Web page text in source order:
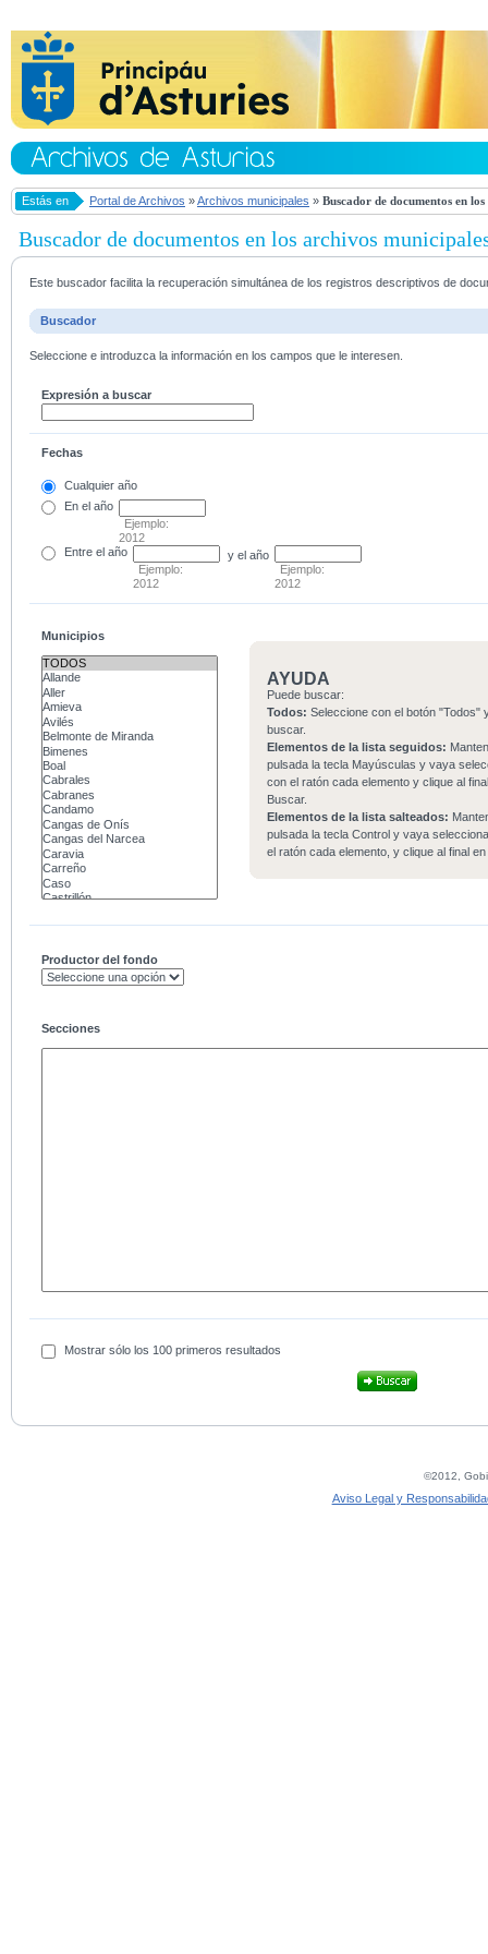
Estás en Portal de Archivos »Archivos municipales » Buscador de documentos en
Buscador de documentos en los archivos
Este buscador facilita la recuperación simultánea de los registros descriptivos de
Buscador
Seleccione e introduzca la información en los campos que le interesen.
Expresión a buscar
Fechas
Cualquier año
En el año
Ejemplo:
2012
Entre el año
Ejemplo:
2012
y el año
Ejemplo:
2012
Municipios
AYUDA
Puede buscar:
Todos: Seleccione con el botón "Todos"
buscar.
Elementos de la lista seguidos:
pulsada la tecla Mayúsculas y vaya
con el ratón cada elemento y clique al
Buscar.
Elementos de la lista salteados:
pulsada la tecla Control y vaya
el ratón cada elemento, y clique al final
Productor del fondo
Secciones
Mostrar sólo los 100 primeros resultados
©2012,
Aviso Legal y